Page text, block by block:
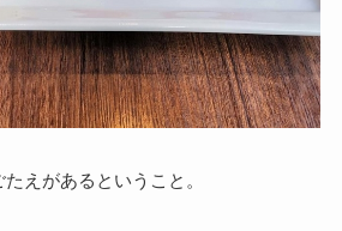
えがあるということ。